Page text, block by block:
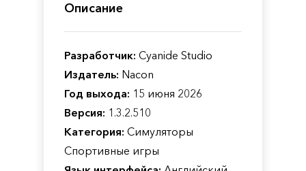
Описание
Разработчик: Cyanide Studio
Издатель: Nacon
Год выхода: 15 июня 2026
Версия: 1.3.2.510
Категория: Симуляторы
Спортивные игры